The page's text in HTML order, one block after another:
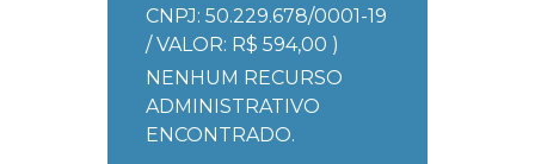
CNPJ: 50.229.678/0001-19
/ VALOR: R$ 594,00 )
NENHUM RECURSO
ADMINISTRATIVO
ENCONTRADO.